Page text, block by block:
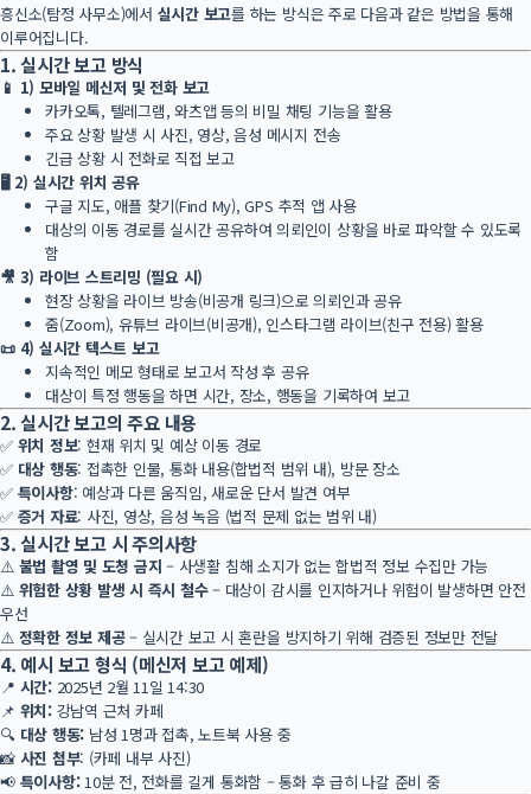
흥신소(탐정 사무소)에서 실시간 보고를 하는 방식은 주로 다음과 같은 방법을 통해
이루어집니다.
1. 실시간 보고 방식
📱 1) 모바일 메신저 및 전화 보고
카카오톡, 텔레그램, 와츠앱 등의 비밀 채팅 기능을 활용
주요 상황 발생 시 사진, 영상, 음성 메시지 전송
긴급 상황 시 전화로 직접 보고
🖥 2) 실시간 위치 공유
구글 지도, 애플 찾기(Find My), GPS 추적 앱 사용
대상의 이동 경로를 실시간 공유하여 의뢰인이 상황을 바로 파악할 수 있도록
함
🎥 3) 라이브 스트리밍 (필요 시)
현장 상황을 라이브 방송(비공개 링크)으로 의뢰인과 공유
줌(Zoom), 유튜브 라이브(비공개), 인스타그램 라이브(친구 전용) 활용
📜 4) 실시간 텍스트 보고
지속적인 메모 형태로 보고서 작성 후 공유
대상이 특정 행동을 하면 시간, 장소, 행동을 기록하여 보고
2. 실시간 보고의 주요 내용
✅ 위치 정보: 현재 위치 및 예상 이동 경로
✅ 대상 행동: 접촉한 인물, 통화 내용(합법적 범위 내), 방문 장소
✅ 특이사항: 예상과 다른 움직임, 새로운 단서 발견 여부
✅ 증거 자료: 사진, 영상, 음성 녹음 (법적 문제 없는 범위 내)
3. 실시간 보고 시 주의사항
⚠️ 불법 촬영 및 도청 금지 – 사생활 침해 소지가 없는 합법적 정보 수집만 가능
⚠️ 위험한 상황 발생 시 즉시 철수– 대상이 감시를 인지하거나 위험이 발생하면 안전
우선
⚠️ 정확한 정보 제공– 실시간 보고 시 혼란을 방지하기 위해 검증된 정보만 전달
4. 예시 보고 형식 (메신저 보고 예제)
📍 시간:2025년 2월 11일 14:30
📌 위치:강남역 근처 카페
🔍 대상 행동: 남성 1명과 접촉, 노트북 사용 중
📸 사진 첨부: (카페 내부 사진)
📢 특이사항:10분 전, 전화를 길게 통화함 – 통화 후 급히 나갈 준비 중